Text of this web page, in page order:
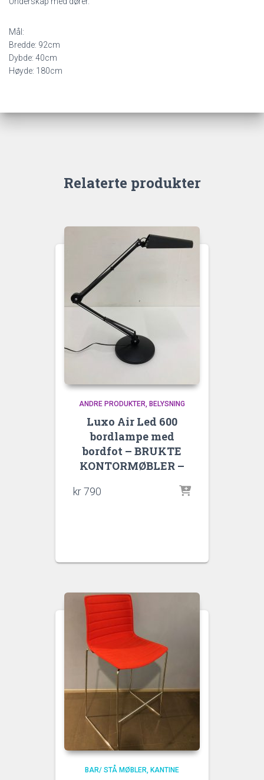
Mål:
Bredde: 92cm
Dybde: 40cm
Høyde: 180cm
Relaterte produkter
ANDRE PRODUKTER BELYSNING
Luxo Air Led 600
bordlampe med
bordfot – BRUKTE
KONTORMØBLER –
kr790
BAR/ STÅ MØBLER KANTINE